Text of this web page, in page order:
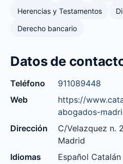
Herencias y Testamentos
Derecho bancario
Datos de
Teléfono
911089448
Web
https://
abogados-
Dirección
C/Velazquez n.
Madrid
Idiomas
Español